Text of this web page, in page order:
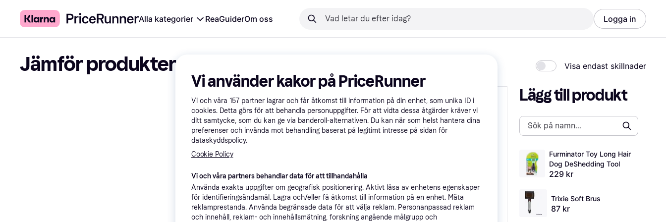
Alla kategorier ReaGuiderOm oss Logga in
Jämför produkter Visa endast skillnader
Lägg till produkt
Furminator Toy Long Hair
Dog DeShedding Tool
229 kr
Trixie Soft Brus
87 kr
Vi använder kakor på PriceRunner
Vi och våra 157 partner lagrar och får åtkomst till information på din enhet, som unika ID i
cookies. Detta görs för att behandla personuppgifter. För att vidta dessa åtgärder kräver vi
ditt samtycke, som du kan ge via banderoll-alternativen. Du kan när som helst hantera dina
preferenser och invända mot behandling baserat på legitimt intresse på sidan för
dataskyddspolicy.
Cookie Policy
Vi och våra partners behandlar data för att tillhandahålla
Använda exakta uppgifter om geografisk positionering. Aktivt läsa av enhetens egenskaper
för identifieringsändamål. Lagra och/eller få åtkomst till information på en enhet. Mäta
reklamprestanda. Använda begränsade data för att välja reklam. Personanpassad reklam
och innehåll, reklam- och innehållsmätning, forskning angående målgrupp och